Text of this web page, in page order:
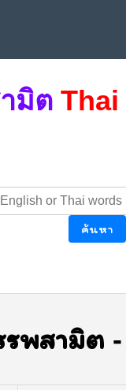
มิต Thai
ค้นหา
รพสามิต -